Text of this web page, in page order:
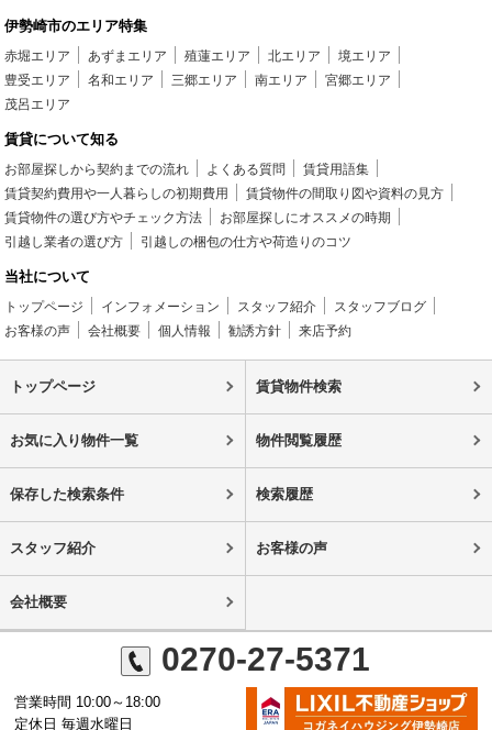
伊勢崎市のエリア特集
赤堀エリア あずまエリア 殖蓮エリア 北エリア
境エリア
豊受エリア
名和エリア 三郷エリア 南エリア
宮郷エリア
茂呂エリア
賃貸について知る
お部屋探しから契約までの流れ よくある質問
賃貸用語集
賃貸契約費用や一人暮らしの初期費用
賃貸物件の間取り図や資料の見方
賃貸物件の選び方やチェック方法
お部屋探しにオススメの時期
引越し業者の選び方
引越しの梱包の仕方や荷造りのコツ
当社について
トップページ インフォメーション スタッフ紹介
スタッフブログ
お客様の声
会社概要 個人情報 勧誘方針 来店予約
トップページ 賃貸物件検索
お気に入り物件一覧 物件閲覧履歴
保存した検索条件 検索履歴
スタッフ紹介 お客様の声
会社概要
0270-27-5371
営業時間 10:00～18:00
定休日 毎週水曜日